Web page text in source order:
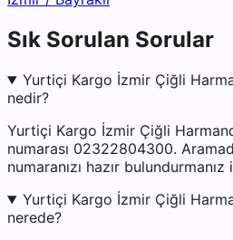
Sık Sorulan Sorular
Yurtiçi Kargo İzmir Çiğli
nedir?
Yurtiçi Kargo İzmir Çiğli
numarası 02322804300.
numaranızı hazır bulundurmanız
Yurtiçi Kargo İzmir Çiğli
nerede?